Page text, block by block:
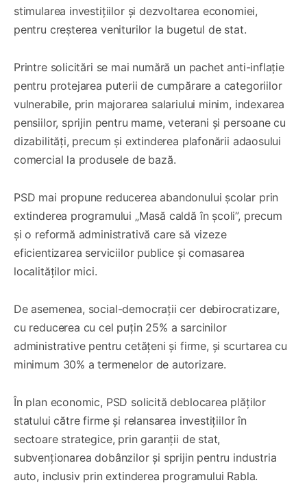
stimularea investițiilor și dezvoltarea economiei,
pentru creșterea veniturilor la bugetul de stat.
Printre solicitări se mai numără un pachet anti-inflație
pentru protejarea puterii de cumpărare a categoriilor
vulnerabile, prin majorarea salariului minim, indexarea
pensiilor, sprijin pentru mame, veterani și persoane cu
dizabilități, precum și extinderea plafonării adaosului
comercial la produsele de bază.
PSD mai propune reducerea abandonului școlar prin
extinderea programului „Masă caldă în școli”, precum
și o reformă administrativă care să vizeze
eficientizarea serviciilor publice și comasarea
localităților mici.
De asemenea, social-democrații cer debirocratizare,
cu reducerea cu cel puțin 25% a sarcinilor
administrative pentru cetățeni și firme, și scurtarea cu
minimum 30% a termenelor de autorizare.
În plan economic, PSD solicită deblocarea plăților
statului către firme și relansarea investițiilor în
sectoare strategice, prin garanții de stat,
subvenționarea dobânzilor și sprijin pentru industria
auto, inclusiv prin extinderea programului Rabla.